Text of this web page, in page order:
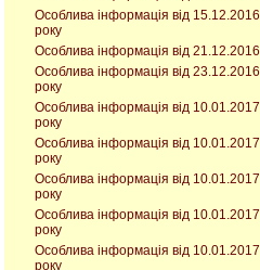
Особлива інформація від 15.12.2016
року
Особлива інформація від 21.12.2016
Особлива інформація від 23.12.2016
року
Особлива інформація від 10.01.2017
року
Особлива інформація від 10.01.2017
року
Особлива інформація від 10.01.2017
року
Особлива інформація від 10.01.2017
року
Особлива інформація від 10.01.2017
року